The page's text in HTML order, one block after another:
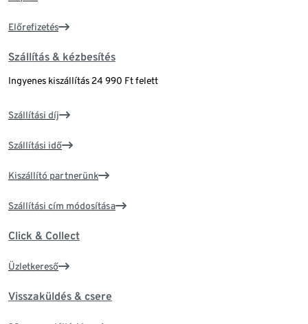
Előrefizetés
Szállítás & kézbesítés
Ingyenes kiszállítás 24 990 Ft felett
Szállítási díj
Szállítási idő
Kiszállító partnerünk
Szállítási cím módosítása
Click & Collect
Üzletkereső
Visszaküldés & csere